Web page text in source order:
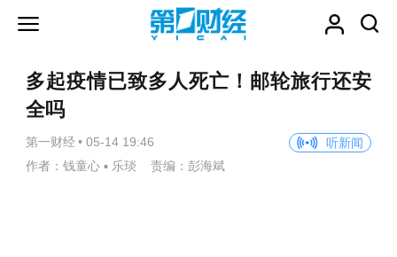
多起疫情已致多人死亡！邮轮旅行还安
全吗
第一财经 • 05-14 19:46
听新闻
作者：钱童心 ▪ 乐琰 责编：彭海斌